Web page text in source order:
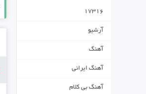
17316
آرشیو
آهنگ
آهنگ ایرانی
آهنگ بی کلام